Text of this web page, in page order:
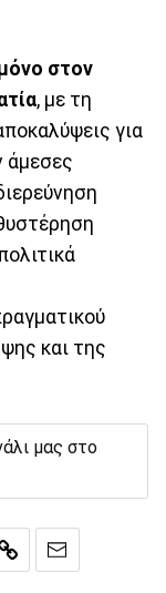
στον
, με τη
για
άμεσες
και της
μας στο